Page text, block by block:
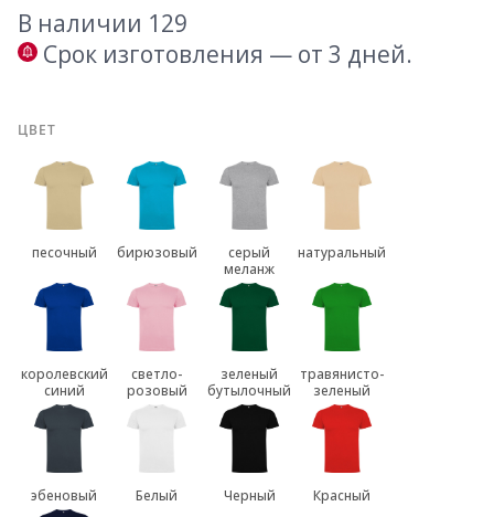
В наличии 129
Срок изготовления — от 3 дней.
ЦВЕТ
песочный бирюзовый
серый
меланж
натуральный
королевский
синий
светло-
розовый
зеленый
бутылочный
травянисто-
зеленый
эбеновый Белый Черный Красный